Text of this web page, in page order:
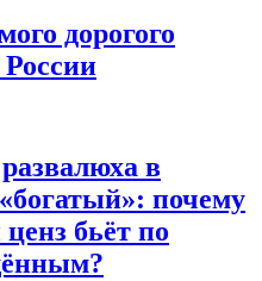
дорогого
в
почему
бьёт по